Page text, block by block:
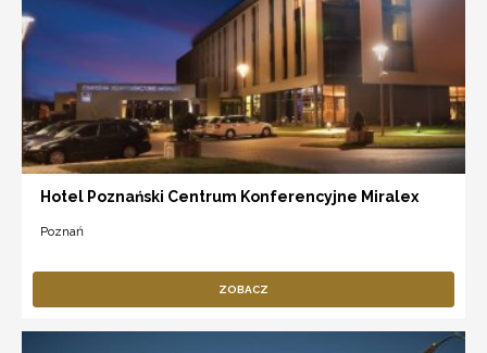
Hotel Poznański Centrum Konferencyjne Miralex
Poznań
ZOBACZ